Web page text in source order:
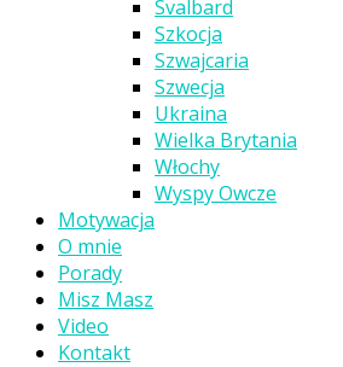
Svalbard
Szkocja
Szwajcaria
Szwecja
Ukraina
Wielka Brytania
Włochy
Wyspy Owcze
Motywacja
O mnie
Porady
Misz Masz
Video
Kontakt